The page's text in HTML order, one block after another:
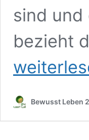
sind und
bezieht
Bewusst Leben